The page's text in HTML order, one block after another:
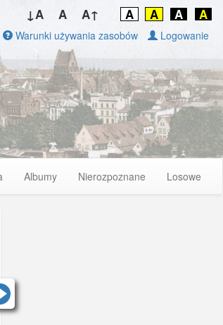
↓A A A↑ A A A A
Warunki używania zasobów Logowanie
Albumy Nierozpoznane Losowe